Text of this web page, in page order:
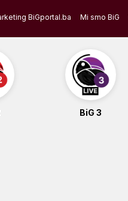
BiGportal.ba Mi smo BiG
BiG 3